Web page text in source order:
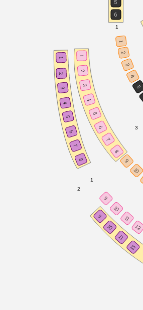
3
1
2
1
1
2
1
2
1
2
3
3
3
4
4
4
5
5
5
6
7
6
8
7
8
5
6
9
10
9
10
9 11
12
10
11
12